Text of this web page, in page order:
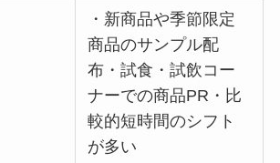
・新商品や季節限定
商品のサンプル配
布・試食・試飲コー
ナーでの商品PR・比
較的短時間のシフト
が多い